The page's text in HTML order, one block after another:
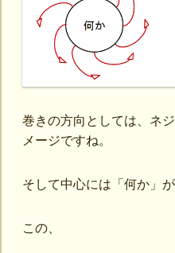
巻きの方向としては、ネ
メージですね。
そして中心には「何か」が
この、